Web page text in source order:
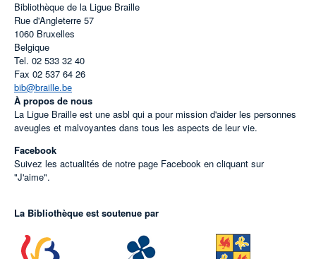
Bibliothèque de la Ligue Braille
Rue d'Angleterre 57
1060 Bruxelles
Belgique
Tel. 02 533 32 40
Fax 02 537 64 26
bib@braille.be
À propos de nous
La Ligue Braille est une asbl qui a pour mission d'aider les personnes
aveugles et malvoyantes dans tous les aspects de leur vie.
Facebook
Suivez les actualités de notre page Facebook en cliquant sur
"J'aime".
La Bibliothèque est soutenue par